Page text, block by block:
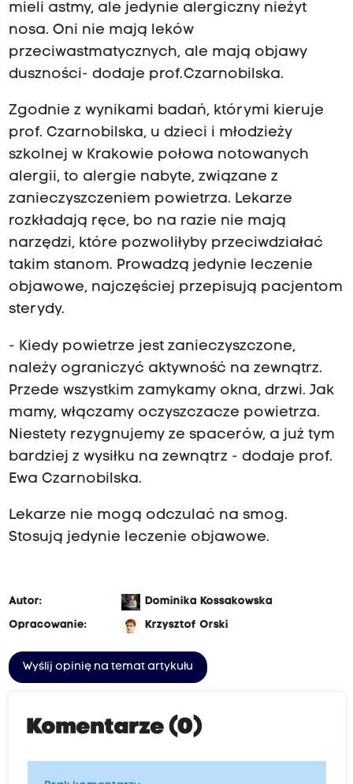
mieli astmy, ale jedynie alergiczny nieżyt
nosa. Oni nie mają leków
przeciwastmatycznych, ale mają objawy
duszności- dodaje prof. Czarnobilska.
Zgodnie z wynikami badań, którymi kieruje
prof. Czarnobilska, u dzieci i młodzieży
szkolnej w Krakowie połowa notowanych
alergii, to alergie nabyte, związane z
zanieczyszczeniem powietrza. Lekarze
rozkładają ręce, bo na razie nie mają
narzędzi, które pozwoliłyby przeciwdziałać
takim stanom. Prowadzą jedynie leczenie
objawowe, najczęściej przepisują pacjentom
sterydy.
- Kiedy powietrze jest zanieczyszczone,
należy ograniczyć aktywność na zewnątrz.
Przede wszystkim zamykamy okna, drzwi. Jak
mamy, włączamy oczyszczacze powietrza.
Niestety rezygnujemy ze spacerów, a już tym
bardziej z wysiłku na zewnątrz - dodaje prof.
Ewa Czarnobilska.
Lekarze nie mogą odczulać na smog.
Stosują jedynie leczenie objawowe.
Autor:
Dominika Kossakowska
Opracowanie:
Krzysztof Orski
Wyślij opinię na temat artykułu
Komentarze (0)